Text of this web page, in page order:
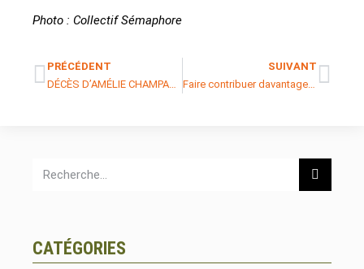
Photo : Collectif Sémaphore
PRÉCÉDENT
SUIVANT
Faire contribuer davantage les entreprises au Fonds des services de santé rapporterait jusqu’à 10G$ par année
CATÉGORIES